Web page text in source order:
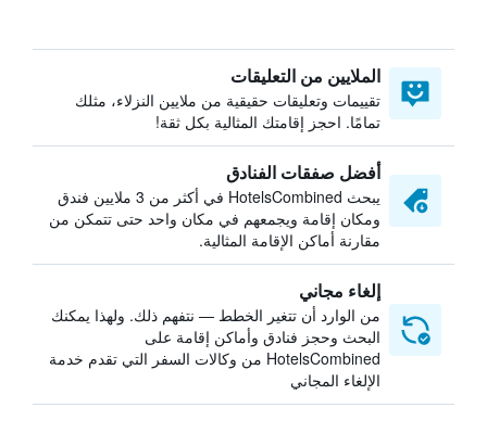
الملايين من التعليقات
تقييمات وتعليقات حقيقية من ملايين النزلاء، مثلك
تمامًا. احجز إقامتك المثالية بكل ثقة!
أفضل صفقات الفنادق
يبحث HotelsCombined في أكثر من 3 ملايين فندق
ومكان إقامة ويجمعهم في مكان واحد حتى تتمكن من
مقارنة أماكن الإقامة المثالية.
إلغاء مجاني
من الوارد أن تتغير الخطط — نتفهم ذلك. ولهذا يمكنك
البحث وحجز فنادق وأماكن إقامة على
HotelsCombined من وكالات السفر التي تقدم خدمة
الإلغاء المجاني